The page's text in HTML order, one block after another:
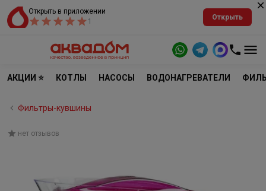
Открыть в приложении
1
Открыть
АКЦИИ ⭐ КОТЛЫ НАСОСЫ ВОДОНАГРЕВАТЕЛИ
Фильтры-кувшины
нет отзывов